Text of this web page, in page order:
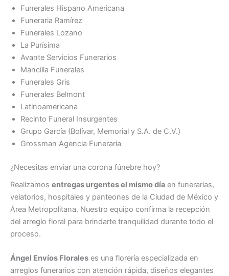
Funerales Hispano Americana
Funeraria Ramírez
Funerales Lozano
La Purísima
Avante Servicios Funerarios
Mancilla Funerales
Funerales Gris
Funerales Belmont
Latinoamericana
Recinto Funeral Insurgentes
Grupo García (Bolívar, Memorial y S.A. de C.V.)
Grossman Agencia Funeraria
¿Necesitas enviar una corona fúnebre hoy?
Realizamos entregas urgentes el mismo día en funerarias,
velatorios, hospitales y panteones de la Ciudad de México y
Área Metropolitana. Nuestro equipo confirma la recepción
del arreglo floral para brindarte tranquilidad durante todo el
proceso.
Ángel Envíos Florales es una florería especializada en
arreglos funerarios con atención rápida, diseños elegantes